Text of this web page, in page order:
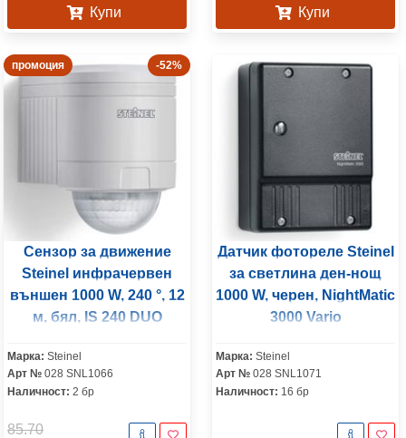
Купи Купи
промоция -52%
Сензор за движение
Steinel инфрачервен
външен 1000 W, 240 °, 12
м, бял, IS 240 DUO
Марка: Steinel
Арт № 028 SNL1066
Наличност: 2 бр
85.70
Датчик фотореле Steinel
за светлина ден-нощ
1000 W, черен, NightMatic
3000 Vario
Марка: Steinel
Арт № 028 SNL1071
Наличност: 16 бр